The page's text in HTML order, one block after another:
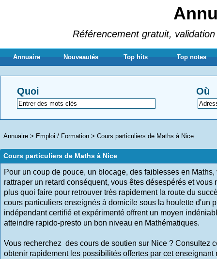
Référencement gratuit,
Annuaire Nouveautés Top hits Top notes
Quoi Où
Annuaire > Emploi / Formation > Cours particuliers de Maths à Nice
Cours particuliers de Maths à Nice
Pour un coup de pouce, un blocage, des faiblesses en Maths,
rattraper un retard conséquent, vous êtes désespérés et vous
plus quoi faire pour retrouver très rapidement la route du
cours particuliers enseignés à domicile sous la houlette d'un
indépendant certifié et expérimenté offrent un moyen
atteindre rapido-presto un bon niveau en Mathématiques.
Vous recherchez des cours de soutien sur Nice ? Consultez
obtenir rapidement les possibilités offertes par cet enseignant